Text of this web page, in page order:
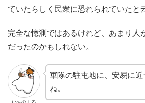
ていたらしく民衆に恐れられていたと
完全な憶測ではあるけれど、あまり人
だったのかもしれない。
いちのまる
軍隊の駐屯地に、安易に
ね。